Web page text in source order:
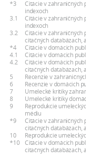
*3
Citácie v zahraničných
indexoch
3.1
Citácie v zahraničných
indexoch
3.2
Citácie v zahraničných
citačných databázach,
*4
Citácie v domácich
4.1
Citácie v domácich
4.2
Citácie v domácich
citačných databázach,
5
Recenzie v
6
Recenzie v domácich
7
Umelecké kritiky
8
Umelecké kritiky
9
Reprodukcie
médiu
*9
Citácie v zahraničných
citačných databázach,
10
Reprodukcie
*10
Citácie v domácich
citačných databázach,